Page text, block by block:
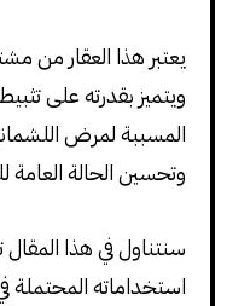
يعتبر هذا العقار من
ويتميز بقدرته على
المسببة لمرض
وتحسين الحالة
سنتناول في هذا المقال
استخداماته المحتملة